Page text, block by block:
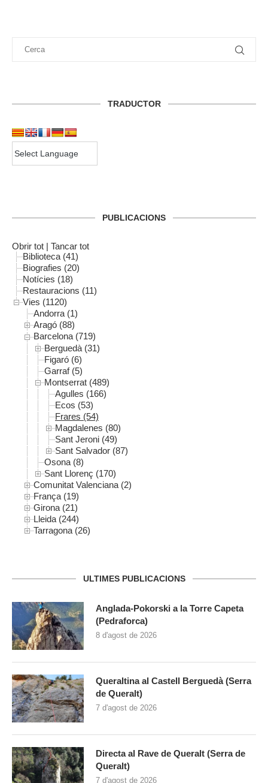
TRADUCTOR
PUBLICACIONS
Obrir tot | Tancar tot
Biblioteca (41)
Biografies (20)
Notícies (18)
Restauracions (11)
Vies (1120)
Andorra (1)
Aragó (88)
Barcelona (719)
Berguedà (31)
Figaró (6)
Garraf (5)
Montserrat (489)
Agulles (166)
Ecos (53)
Frares (54)
Magdalenes (80)
Sant Jeroni (49)
Sant Salvador (87)
Osona (8)
Sant Llorenç (170)
Comunitat Valenciana (2)
França (19)
Girona (21)
Lleida (244)
Tarragona (26)
ULTIMES PUBLICACIONS
Anglada-Pokorski a la Torre Capeta
(Pedraforca)
8 d'agost de 2026
Queraltina al Castell Berguedà (Serra
de Queralt)
7 d'agost de 2026
Directa al Rave de Queralt (Serra de
Queralt)
7 d'agost de 2026